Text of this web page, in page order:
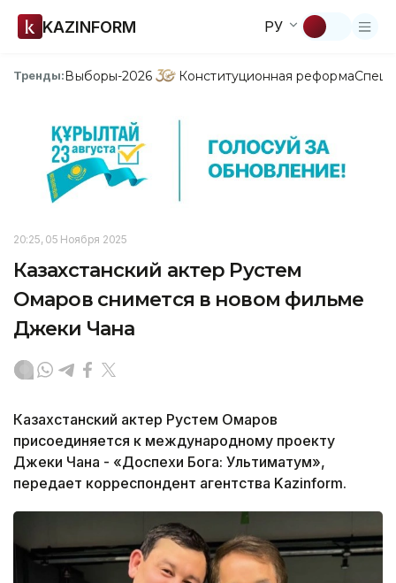
KAZINFORM РУ
Тренды:Выборы-2026 Конституционная реформа
20:25, 05 Ноября 2025
Казахстанский актер Рустем
Омаров снимется в новом фильме
Джеки Чана
Казахстанский актер Рустем Омаров
присоединяется к международному проекту
Джеки Чана - «Доспехи Бога: Ультиматум»,
передает корреспондент агентства Kazinform.